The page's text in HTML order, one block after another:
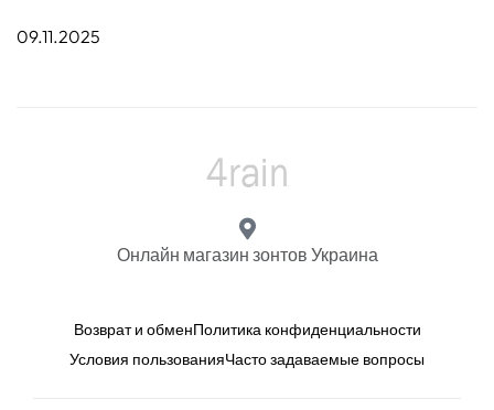
09.11.2025
Онлайн магазин зонтов Украина
Возврат и обменПолитика конфиденциальности
Условия пользованияЧасто задаваемые вопросы